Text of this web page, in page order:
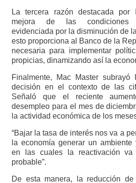
La tercera razón destacada
mejora de las condiciones
evidenciada por la disminución de
esto proporciona al Banco de la
necesaria para implementar
propicias, dinamizando así la
Finalmente, Mac Master
decisión en el contexto de las
Señaló que el reciente
desempleo para el mes de
la actividad económica de los
“Bajar la tasa de interés nos va a
la economía generar un
en las cuales la reactivación
probable”.
De esta manera, la reducción